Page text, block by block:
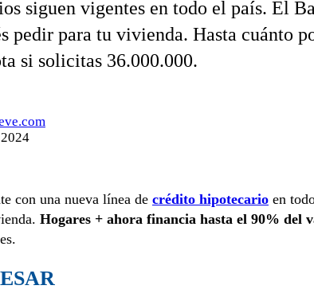
siguen vigentes en todo el país. El
pedir para tu vivienda. Hasta cuánto
si solicitas 36.000.000.
con una nueva línea de crédito hipotecario en
Hogares + ahora financia hasta el 90% del